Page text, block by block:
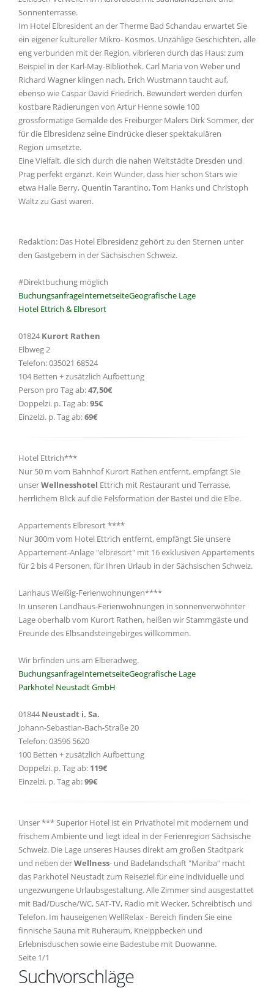
Sonnenterrasse.
Im Hotel Elbresident an der Therme Bad Schandau erwartet Sie
ein eigener kultureller Mikro- Kosmos. Unzählige Geschichten, alle
eng verbunden mit der Region, vibrieren durch das Haus: zum
Beispiel in der Karl-May-Bibliothek. Carl Maria von Weber und
Richard Wagner klingen nach, Erich Wustmann taucht auf,
ebenso wie Caspar David Friedrich. Bewundert werden dürfen
kostbare Radierungen von Artur Henne sowie 100
grossformatige Gemälde des Freiburger Malers Dirk Sommer, der
für die Elbresidenz seine Eindrücke dieser spektakulären
Region umsetzte.
Eine Vielfalt, die sich durch die nahen Weltstädte Dresden und
Prag perfekt ergänzt. Kein Wunder, dass hier schon Stars wie
etwa Halle Berry, Quentin Tarantino, Tom Hanks und Christoph
Waltz zu Gast waren.
Redaktion: Das Hotel Elbresidenz gehört zu den Sternen unter
den Gastgebern in der Sächsischen Schweiz.
#Direktbuchung möglich
BuchungsanfrageInternetseiteGeografische Lage
Hotel Ettrich & Elbresort
01824 Kurort Rathen
Elbweg 2
Telefon: 035021 68524
104 Betten + zusätzlich Aufbettung
Person pro Tag ab:47,50€
Doppelzi. p. Tag ab:95€
Einzelzi. p. Tag ab:69€
Hotel Ettrich***
Nur 50 m vom Bahnhof Kurort Rathen entfernt, empfängt Sie
unserWellnesshotel Ettrich mit Restaurant und Terrasse,
herrlichem Blick auf die Felsformation der Bastei und die Elbe.
Appartements Elbresort ****
Nur 300m vom Hotel Ettrich entfernt, empfängt Sie unsere
Appartement-Anlage "elbresort" mit 16 exklusiven Appartements
für 2 bis 4 Personen, für Ihren Urlaub in der Sächsischen Schweiz.
Lanhaus Weißig-Ferienwohnungen****
In unseren Landhaus-Ferienwohnungen in sonnenverwöhnter
Lage oberhalb vom Kurort Rathen, heißen wir Stammgäste und
Freunde des Elbsandsteingebirges willkommen.
Wir brfinden uns am Elberadweg.
BuchungsanfrageInternetseiteGeografische Lage
Parkhotel Neustadt GmbH
01844 Neustadt i. Sa.
Johann-Sebastian-Bach-Straße 20
Telefon: 03596 5620
100 Betten + zusätzlich Aufbettung
Doppelzi. p. Tag ab: 119€
Einzelzi. p. Tag ab:99€
Unser *** Superior Hotel ist ein Privathotel mit modernem und
frischem Ambiente und liegt ideal in der Ferienregion Sächsische
Schweiz. Die Lage unseres Hauses direkt am großen Stadtpark
und neben derWellness- und Badelandschaft "Mariba" macht
das Parkhotel Neustadt zum Reiseziel für eine individuelle und
ungezwungene Urlaubsgestaltung. Alle Zimmer sind ausgestattet
mit Bad/Dusche/WC, SAT-TV, Radio mit Wecker, Schreibtisch und
Telefon. Im hauseigenen WellRelax - Bereich finden Sie eine
finnische Sauna mit Ruheraum, Kneippbecken und
Erlebnisduschen sowie eine Badestube mit Duowanne.
Seite 1/1
Suchvorschläge